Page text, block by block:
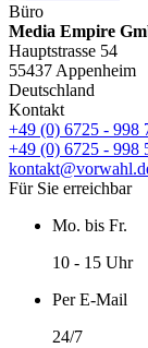
Büro
Media Empire
Hauptstrasse 54
55437 Appenheim
Deutschland
Kontakt
+49 (0) 6725 - 998
+49 (0) 6725 - 998
Für Sie erreichbar
Mo. bis Fr.
10 - 15 Uhr
Per E-Mail
24/7